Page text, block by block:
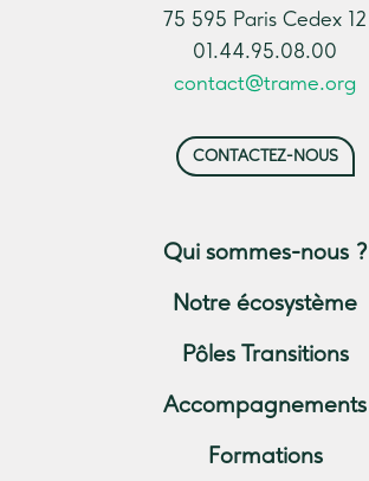
75 595 Paris Cedex 12
01.44.95.08.00
contact@trame.org
CONTACTEZ-NOUS
Qui sommes-nous ?
Notre écosystème
Pôles Transitions
Accompagnements
Formations